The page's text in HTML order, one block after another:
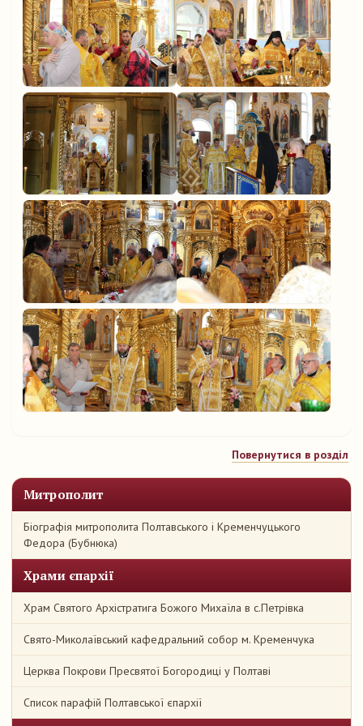
Митрополит
Біографія митрополита Полтавського і Кременчуцького
Федора (Бубнюка)
Храми єпархії
Храм Святого Архістратига Божого Михаїла в с.Петрівка
Свято-Миколаївський кафедральний собор м. Кременчука
Церква Покрови Пресвятої Богородиці у Полтаві
Список парафій Полтавської єпархії
Повернутися в розділ